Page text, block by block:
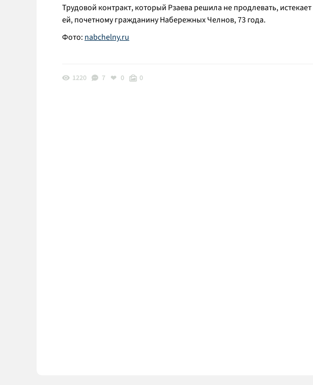
Трудовой контракт, который Рзаева решила не продлевать,
ей, почетному гражданину Набережных Челнов, 73 года.
Фото: nabchelny.ru
1220 7 0 0